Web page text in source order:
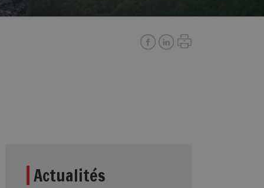
Actualités